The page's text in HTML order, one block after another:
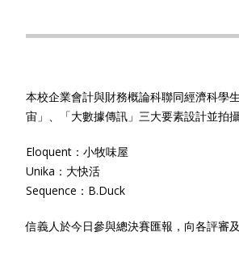
本校企業會計與財務概論科聯同經濟科學
宙」、「大數據傳訊」三大要素設計並拍
Eloquent：小牧味屋
Unika：大快活
Sequence：B.Duck
信義人於今日參與總決賽匯報，向各評審